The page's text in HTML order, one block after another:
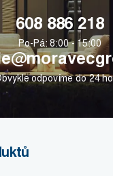
608 886 218
Po-Pá: 8:00 - 15:00
odpovíme do 24